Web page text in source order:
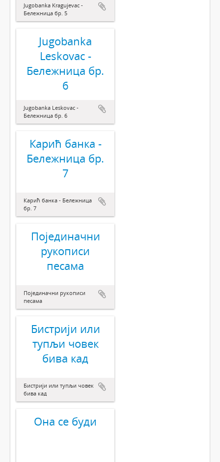
Jugobanka Kragujevac -
Бележница бр. 5
Jugobanka
Leskovac -
Бележница бр.
6
Jugobanka Leskovac -
Бележница бр. 6
Карић банка -
Бележница бр.
7
Карић банка - Бележница
бр. 7
Појединачни
рукописи
песама
Појединачни рукописи
песама
Бистрији или
тупљи човек
бива кад
Бистрији или тупљи човек
бива кад
Она се буди